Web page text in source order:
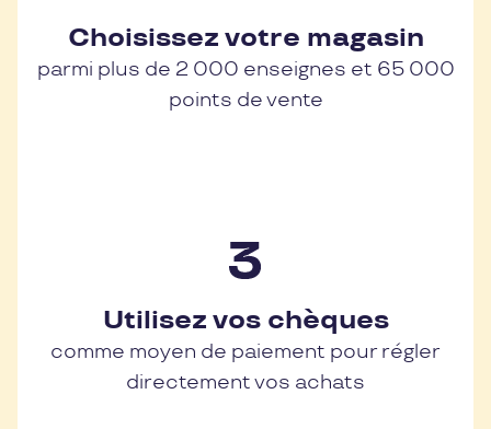
Choisissez votre magasin
parmi plus de 2 000 enseignes et 65 000
points de vente
Utilisez vos chèques
comme moyen de paiement pour régler
directement vos achats